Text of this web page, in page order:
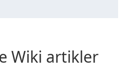
Wiki artikler